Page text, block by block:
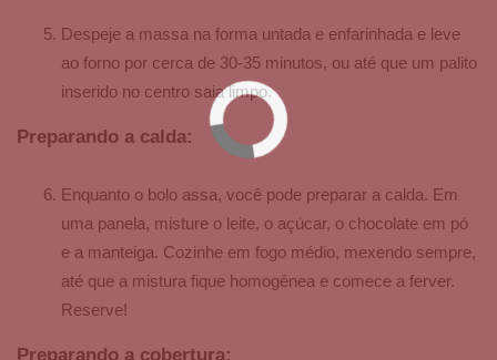
Despeje a massa na forma untada e enfarinhada e leve
ao forno por cerca de 30-35 minutos, ou até que um palito
inserido no centro saia limpo.
Preparando a calda:
Enquanto o bolo assa, você pode preparar a calda. Em
uma panela, misture o leite, o açúcar, o chocolate em pó
e a manteiga. Cozinhe em fogo médio, mexendo sempre,
até que a mistura fique homogênea e comece a ferver.
Reserve!
Preparando a cobertura: